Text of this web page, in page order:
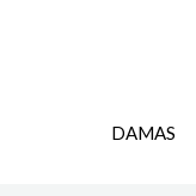
DAMAS